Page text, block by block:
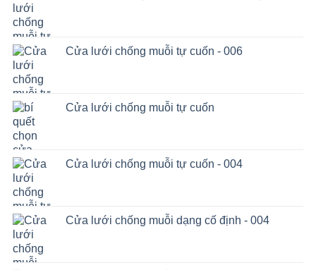
Cửa lưới chống muỗi tự cuốn - 006
Cửa lưới chống muỗi tự cuốn
Cửa lưới chống muỗi tự cuốn - 004
Cửa lưới chống muỗi dạng cố định - 004